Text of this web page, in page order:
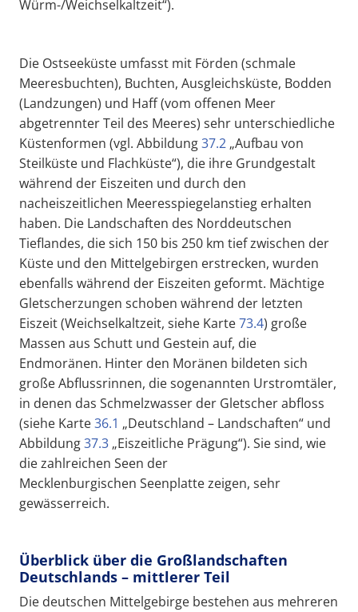
Würm-/Weichselkaltzeit“).
Die Ostseeküste umfasst mit Förden (schmale
Meeresbuchten), Buchten, Ausgleichsküste, Bodden
(Landzungen) und Haff (vom offenen Meer
abgetrennter Teil des Meeres) sehr unterschiedliche
Küstenformen (vgl. Abbildung37.2 „Aufbau von
Steilküste und Flachküste“), die ihre Grundgestalt
während der Eiszeiten und durch den
nacheiszeitlichen Meeresspiegelanstieg erhalten
haben. Die Landschaften des Norddeutschen
Tieflandes, die sich 150 bis 250 km tief zwischen der
Küste und den Mittelgebirgen erstrecken, wurden
ebenfalls während der Eiszeiten geformt. Mächtige
Gletscherzungen schoben während der letzten
Eiszeit (Weichselkaltzeit, siehe Karte73.4) große
Massen aus Schutt und Gestein auf, die
Endmoränen. Hinter den Moränen bildeten sich
große Abflussrinnen, die sogenannten Urstromtäler,
in denen das Schmelzwasser der Gletscher abfloss
(siehe Karte36.1 „Deutschland – Landschaften“ und
Abbildung37.3 „Eiszeitliche Prägung“). Sie sind, wie
die zahlreichen Seen der
Mecklenburgischen Seenplatte zeigen, sehr
gewässerreich.
Überblick über die Großlandschaften
Deutschlands – mittlerer Teil
Die deutschen Mittelgebirge bestehen aus mehreren